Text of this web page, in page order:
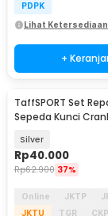
PDPK
Lihat
+
TaffSPORT Set
Sepeda Kunci
Silver
Rp40.000
Rp62.900 37%
Online JKTP
JKTU
TGR CKP